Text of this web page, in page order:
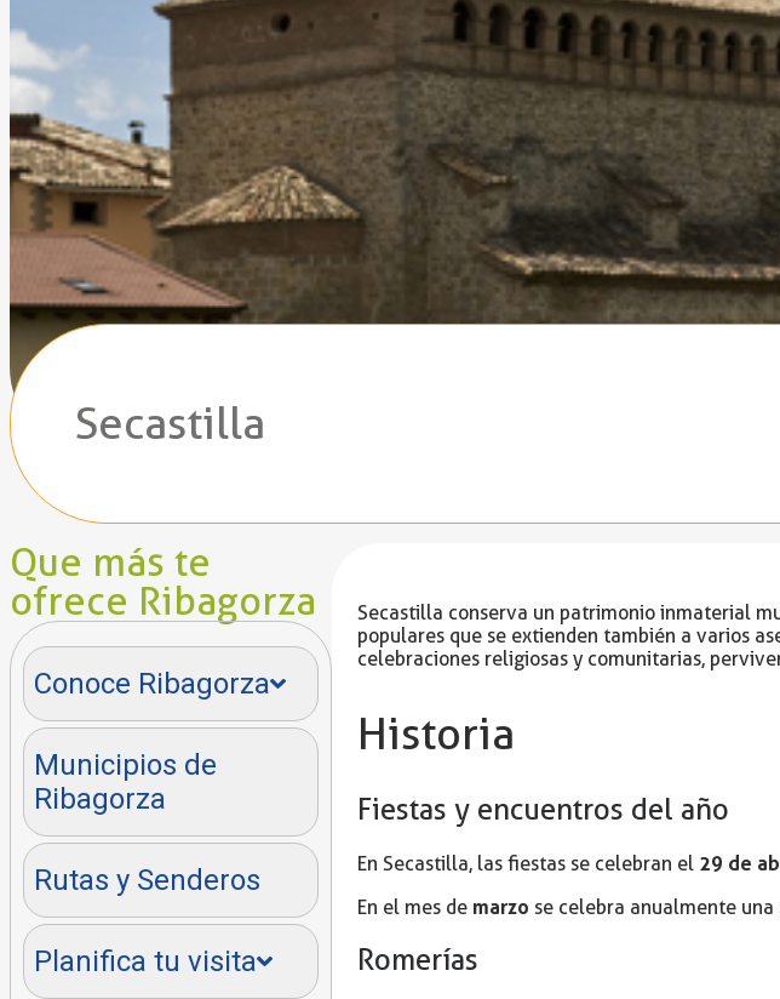
Secastilla
Que más te
ofrece Ribagorza
Conoce Ribagorza
Municipios de
Ribagorza
Rutas y Senderos
Planifica tu visita
Secastilla conserva un patrimonio inmaterial
populares que se extienden también a varios
celebraciones religiosas y comunitarias,
Historia
Fiestas y encuentros del año
En Secastilla, las fiestas se celebran el 29 de
En el mes de marzo se celebra anualmente una
Romerías